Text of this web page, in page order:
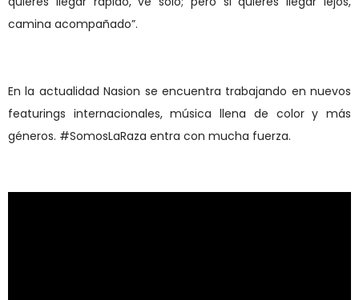
camina acompañado”.
En la actualidad Nasion se encuentra trabajando en nuevos
featurings internacionales, música llena de color y más
géneros. #SomosLaRaza entra con mucha fuerza.